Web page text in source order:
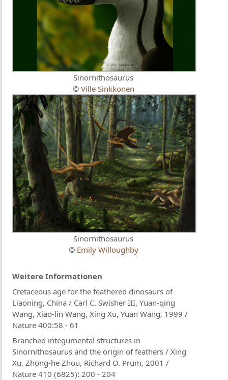
Sinornithosaurus
© Ville Sinkkonen
Sinornithosaurus
© Emily Willoughby
Weitere Informationen
Cretaceous age for the feathered dinosaurs of
Liaoning, China / Carl C. Swisher III, Yuan-qing
Wang, Xiao-lin Wang, Xing Xu, Yuan Wang, 1999 /
Nature 400:58 - 61
Branched integumental structures in
Sinornithosaurus and the origin of feathers / Xing
Xu, Zhong-he Zhou, Richard O. Prum, 2001 /
Nature 410 (6825): 200 - 204